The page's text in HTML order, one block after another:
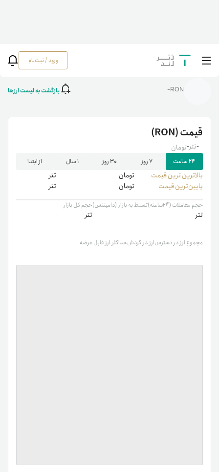
ورود / ثبت‌نام خانه رمزارزها/
RON
RON- بازگشت به لیست ارزها
قیمت(RON)
-تومان -تتر
۲۴ ساعت ۷ روز ۳۰ روز ۱ سال از ابتدا
بالاترین ‌ترین قیمت تومان
تتر
پایین‌ترین قیمت
تومان تتر
حجم معاملات (۲۴ساعته)
تتر
تسلط به بازار (دامیننس)حجم کل بازار
تتر
مجموع ارز در دسترسارز در گردشحداکثر ارز قابل عرضه